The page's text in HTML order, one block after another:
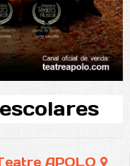
APOLO